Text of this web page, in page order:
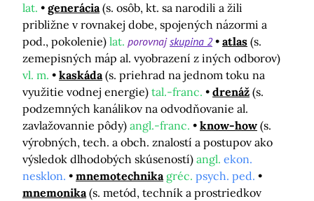
lat.
generácia (s. osôb, kt. sa narodili a žili
približne v rovnakej dobe, spojených názormi a
pod., pokolenie) lat. porovnajskupina 2 atlas (s.
zemepisných máp al. vyobrazení z iných odborov)
vl. m.
kaskáda (s. priehrad na jednom toku na
využitie vodnej energie) tal.-franc. drenáž (s.
podzemných kanálikov na odvodňovanie al.
zavlažovannie pôdy) angl.-franc. know-how (s.
výrobných, tech. a obch. znalostí a postupov ako
výsledok dlhodobých skúseností) angl. ekon.
nesklon.
mnemotechnika gréc. psych. ped.
mnemonika (s. metód, techník a prostriedkov